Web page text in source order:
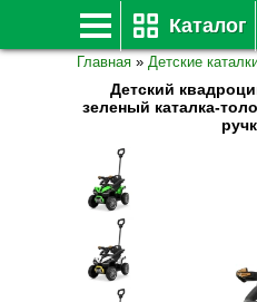
Каталог
Главная » Детские
Детский
зеленый каталка-